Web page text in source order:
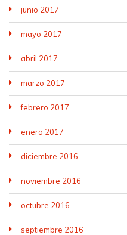
junio 2017
mayo 2017
abril 2017
marzo 2017
febrero 2017
enero 2017
diciembre 2016
noviembre 2016
octubre 2016
septiembre 2016